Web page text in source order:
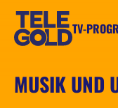
Zum
springen
TV-
MUSIK UND